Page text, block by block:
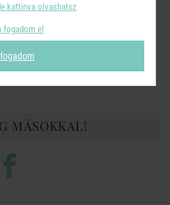
Szélesség: 14 cm Mélység: 14 cm
MÁSOKKAL!
kattinva olvashatsz
fogadom el